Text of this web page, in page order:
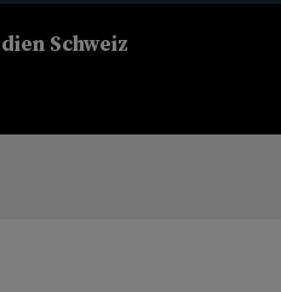
Schweiz